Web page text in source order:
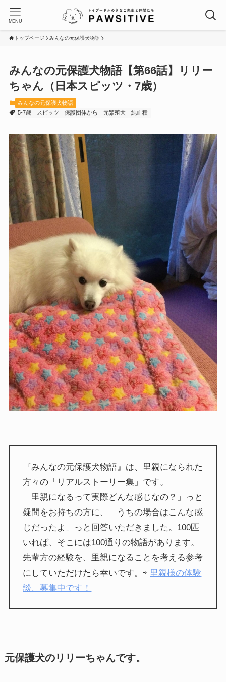
MENU
トップページ みんなの元保護犬物語
みんなの元保護犬物語【第66話】リリー
ちゃん（日本スピッツ・7歳）
みんなの元保護犬物語
5-7歳
スピッツ 保護団体から 元繁殖犬 純血種
『みんなの元保護犬物語』は、里親になられた
方々の「リアルストーリー集」です。
「里親になるって実際どんな感じなの？」っと
疑問をお持ちの方に、「うちの場合はこんな感
じだったよ」っと回答いただきました。100匹
いれば、そこには100通りの物語があります。
先輩方の経験を、里親になることを考える参考
にしていただけたら幸いです。⇨ 里親様の体験
談、募集中です！
元保護犬のリリーちゃんです。